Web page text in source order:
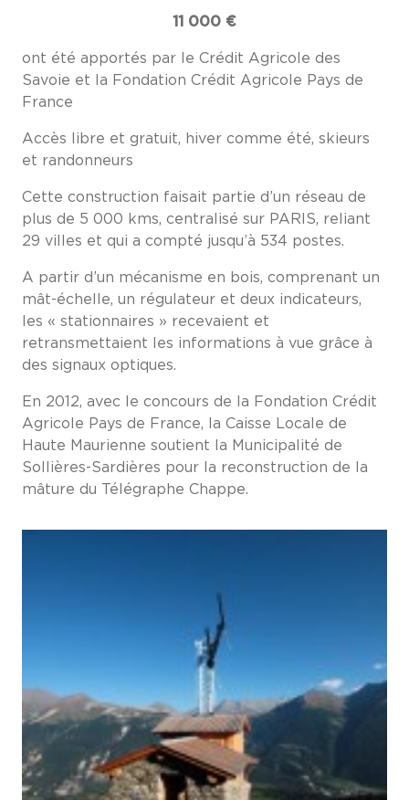
11 000 €
ont été apportés par le Crédit Agricole des
Savoie et la Fondation Crédit Agricole Pays de
France
Accès libre et gratuit, hiver comme été, skieurs
et randonneurs
Cette construction faisait partie d’un réseau de
plus de 5 000 kms, centralisé sur PARIS, reliant
29 villes et qui a compté jusqu’à 534 postes.
A partir d’un mécanisme en bois, comprenant un
mât-échelle, un régulateur et deux indicateurs,
les « stationnaires » recevaient et
retransmettaient les informations à vue grâce à
des signaux optiques.
En 2012, avec le concours de la Fondation Crédit
Agricole Pays de France, la Caisse Locale de
Haute Maurienne soutient la Municipalité de
Sollières-Sardières pour la reconstruction de la
mâture du Télégraphe Chappe.